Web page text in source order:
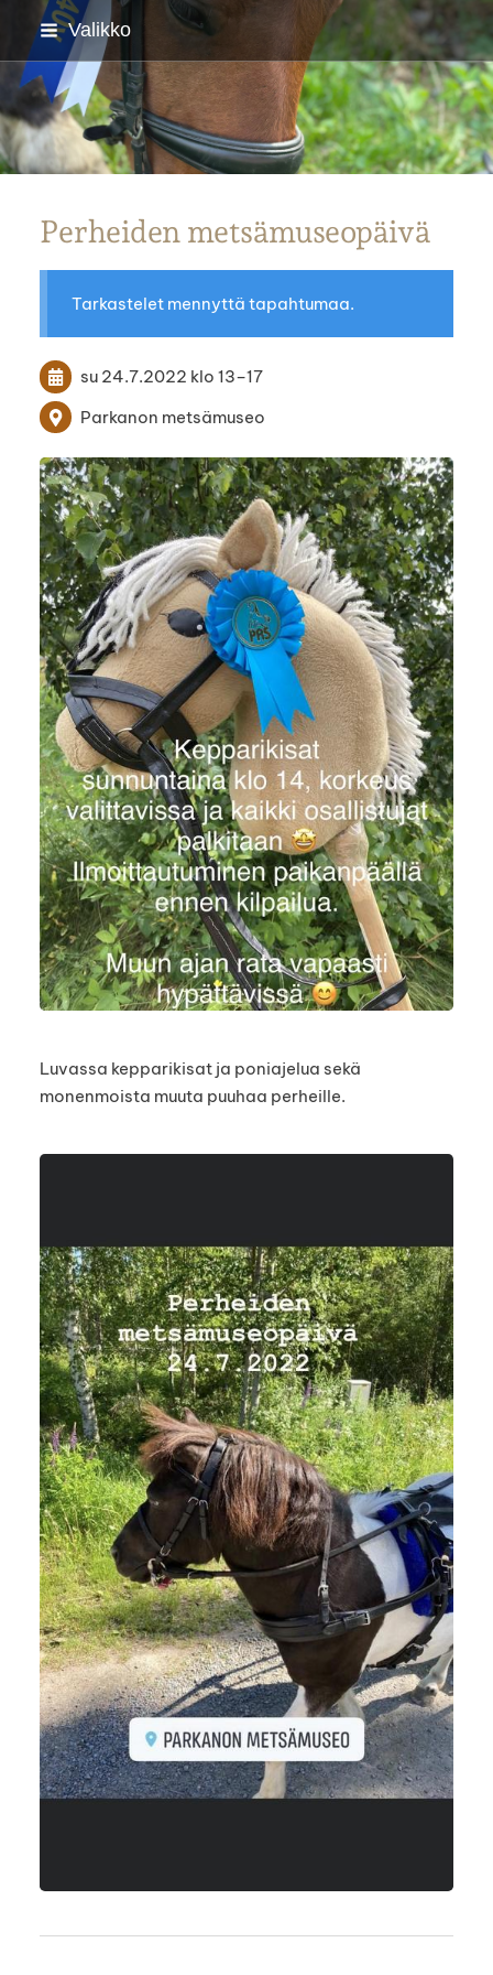
Siirry
sivun
sisältöön
Valikko
Parkanon Ratsastajat
Perheiden metsämuseopäivä
Tarkastelet mennyttä tapahtumaa.
su 24.7.2022 klo 13–17
Parkanon metsämuseo
Luvassa kepparikisat ja poniajelua sekä
monenmoista muuta puuhaa perheille.